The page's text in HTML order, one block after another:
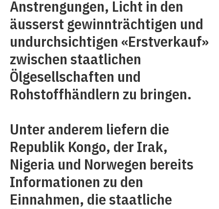
Anstrengungen, Licht in den
äusserst gewinnträchtigen und
undurchsichtigen «Erstverkauf»
zwischen staatlichen
Ölgesellschaften und
Rohstoffhändlern zu bringen.
Unter anderem liefern die
Republik Kongo, der Irak,
Nigeria und Norwegen bereits
Informationen zu den
Einnahmen, die staatliche